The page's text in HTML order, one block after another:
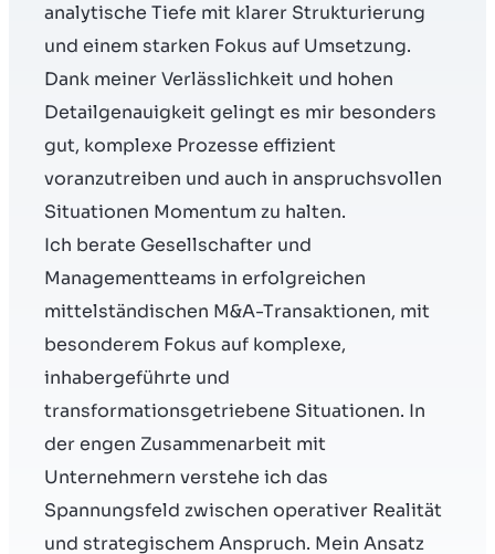
Kontakt
DE
analytische Tiefe mit klarer Strukturierung
und einem starken Fokus auf Umsetzung.
Dank meiner Verlässlichkeit und hohen
Detailgenauigkeit gelingt es mir besonders
gut, komplexe Prozesse effizient
voranzutreiben und auch in anspruchsvollen
Situationen Momentum zu halten.
Ich berate Gesellschafter und
Managementteams in erfolgreichen
mittelständischen M&A-Transaktionen, mit
besonderem Fokus auf komplexe,
inhabergeführte und
transformationsgetriebene Situationen. In
der engen Zusammenarbeit mit
Unternehmern verstehe ich das
Spannungsfeld zwischen operativer Realität
und strategischem Anspruch. Mein Ansatz